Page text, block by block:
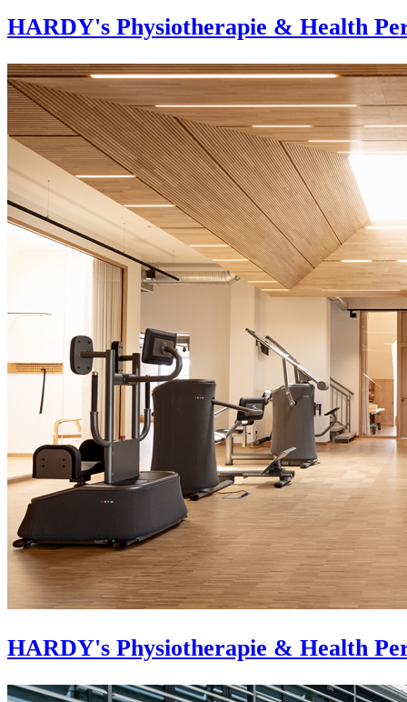
HARDY's Physiotherapie & Health
HARDY's Physiotherapie & Health